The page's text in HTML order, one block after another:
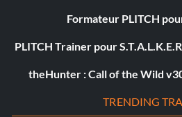
Formateur PLITCH
PLITCH Trainer pour
theHunter : Call of the Wild
TRENDING